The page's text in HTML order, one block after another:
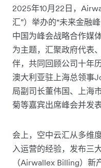
2025年10月22日，
汇”）举办的“未来金融
中国为峰会战略合作媒
为主题，汇聚政府代表
伴，共同回顾公司十年
澳大利亚驻上海总领事
局副司长董伟国、上海
菊等嘉宾出席峰会并发表
会上，空中云汇从多维
入运营的经验，发布三
（Airwallex Billing）